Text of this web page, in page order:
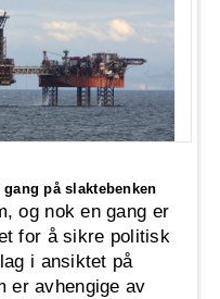
på slaktebenken
og nok en gang er
for å sikre politisk
i ansiktet på
er avhengige av